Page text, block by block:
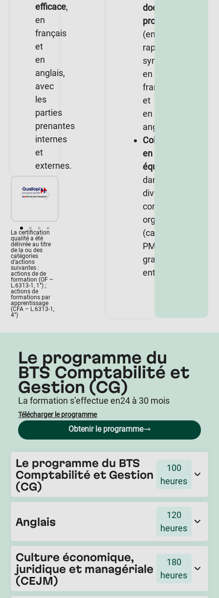
efficace,
en
français
et
en
anglais,
avec
les
parties
prenantes
internes
et
externes.
La certification
qualité a été
délivrée au titre
de la ou des
catégories
d’actions
suivantes :
actions de de
formation (OF –
L.6313-1, 1°) ;
actions de
formations par
apprentissage
(CFA – L.6313-1,
4°)
documents
professionnels
(emails,
rapports,
synthèses)
en
français
et
en
anglais.
Collaborer
en
équipe
dans
divers
contextes
organisationnels
(cabinet,
PME,
grande
entreprise).
Le programme du
BTS Comptabilité et
Gestion (CG)
La formation s’effectue en24 à 30 mois
Télécharger le programme
Obtenir le programme
Le programme du BTS
Comptabilité et Gestion
(CG)
100
heures
Anglais
120
heures
Culture économique,
juridique et managériale
(CEJM)
180
heures